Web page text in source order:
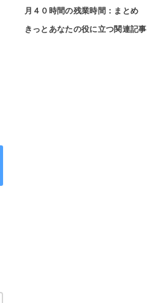
月４０時間の残業時間：まとめ
きっとあなたの役に立つ関連記事